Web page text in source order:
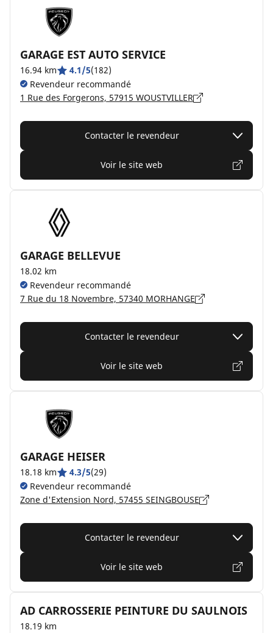
GARAGE EST AUTO SERVICE
16.94 km 4.1/5(182)
Revendeur recommandé
1 Rue des Forgerons, 57915 WOUSTVILLER
Contacter le revendeur
Voir le site web
GARAGE BELLEVUE
18.02 km
Revendeur recommandé
7 Rue du 18 Novembre, 57340 MORHANGE
Contacter le revendeur
Voir le site web
GARAGE HEISER
18.18 km 4.3/5(29)
Revendeur recommandé
Zone d'Extension Nord, 57455 SEINGBOUSE
Contacter le revendeur
Voir le site web
AD CARROSSERIE PEINTURE DU SAULNOIS
18.19 km